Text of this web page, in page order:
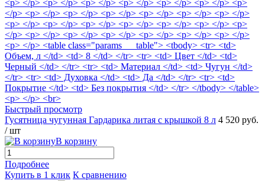
Быстрый просмотр
Гусятница чугунная Гардарика литая с крышкой 8 л 4 520 руб.
/ шт
В корзину
Подробнее
Купить в 1 клик К сравнению